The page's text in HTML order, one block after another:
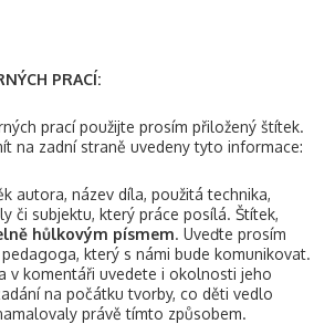
PRACÍ:
prací použijte prosím přiložený štítek.
na zadní straně uvedeny tyto informace:
autora, název díla, použitá technika,
či subjektu, který práce posílá. Štítek,
hůlkovým písmem. Uveďte prosím
který s námi bude komunikovat.
v komentáři uvedete i okolnosti jeho
na počátku tvorby, co děti vedlo
právě tímto způsobem.